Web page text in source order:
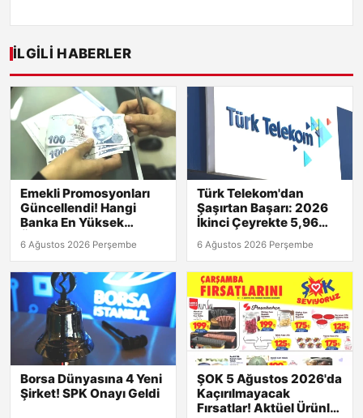
İLGILI HABERLER
Emekli Promosyonları
Güncellendi! Hangi
Banka En Yüksek
6 Ağustos 2026 Perşembe
Türk Telekom'dan
Şaşırtan Başarı: 2026
İkinci Çeyrekte 5,96
6 Ağustos 2026 Perşembe
Borsa Dünyasına 4 Yeni
Şirket! SPK Onayı Geldi
ŞOK 5 Ağustos 2026'da
Kaçırılmayacak
Fırsatlar! Aktüel Ürünler